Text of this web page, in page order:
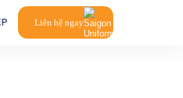
Liên hệ ngay